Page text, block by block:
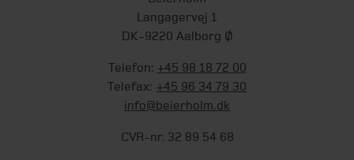
Langagervej 1
DK-9220 Aalborg Ø
Telefon: +45 98 18 72 00
Telefax: +45 96 34 79 30
info@beierholm.dk
CVR-nr. 32 89 54 68